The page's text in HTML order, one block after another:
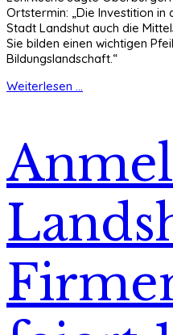
Ortstermin: „Die Investition
Stadt Landshut auch die
Sie bilden einen wichtigen
Bildungslandschaft.“
Weiterlesen ...